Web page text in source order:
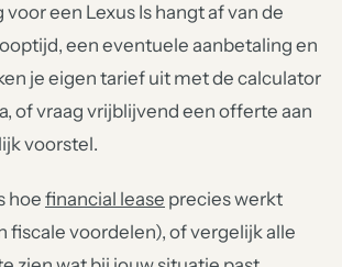
een Lexus Is hangt af van de
een eventuele aanbetaling en
je eigen tarief uit met de calculator
of vraag vrijblijvend een offerte aan
voorstel.
hoe financial lease precies werkt
fiscale voordelen), of vergelijk alle